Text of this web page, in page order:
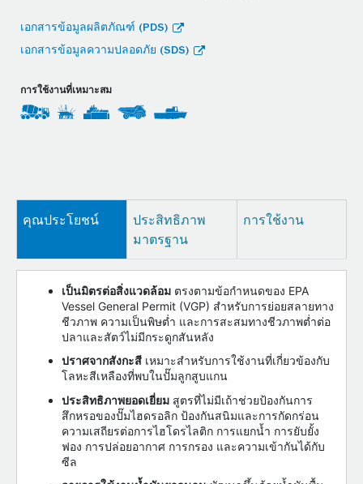
เอกสารข้อมูลผลิตภัณฑ์ (PDS)
เอกสารข้อมูลความปลอดภัย (SDS)
การใช้งานที่เหมาะสม
คุณประโยชน์
ประสิทธิภาพ
มาตรฐาน
การใช้งาน
เป็นมิตรต่อสิ่งแวดล้อม ตรงตามข้อกำหนดของ EPA
Vessel General Permit (VGP) สำหรับการย่อยสลายทาง
ชีวภาพ ความเป็นพิษต่ำ และการสะสมทางชีวภาพต่ำต่อ
ปลาและสัตว์ไม่มีกระดูกสันหลัง
ปราศจากสังกะสี เหมาะสำหรับการใช้งานที่เกี่ยวข้องกับ
โลหะสีเหลืองที่พบในปั๊มลูกสูบแกน
ประสิทธิภาพยอดเยี่ยม สูตรที่ไม่มีเถ้าช่วยป้องกันการ
สึกหรอของปั๊มไฮดรอลิก ป้องกันสนิมและการกัดกร่อน
ความเสถียรต่อการไฮโดรไลติก การแยกน้ำ การยับยั้ง
ฟอง การปล่อยอากาศ การกรอง และความเข้ากันได้กับ
ซีล